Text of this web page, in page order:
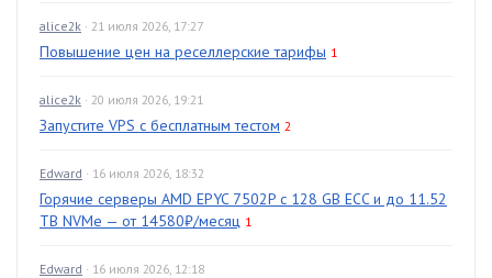
alice2k · 21 июля 2026, 17:27
Повышение цен на реселлерские тарифы 1
alice2k · 20 июля 2026, 19:21
Запустите VPS с бесплатным тестом 2
Edward · 16 июля 2026, 18:32
Горячие серверы AMD EPYC 7502P с 128 GB ECC и до 11.52
TB NVMe — от 14580₽/месяц 1
Edward · 16 июля 2026, 12:18